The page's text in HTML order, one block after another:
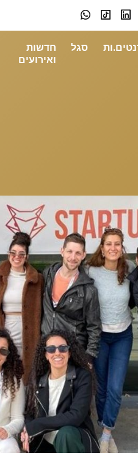
סגל
חדשות
ואירועים